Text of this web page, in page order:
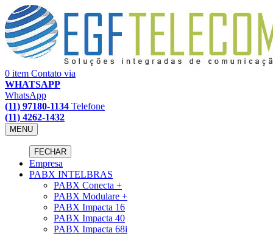
0 item Contato via
WHATSAPP
WhatsApp
(11) 97180-1134 Telefone
(11) 4262-1432
MENU
FECHAR
Empresa
PABX INTELBRAS
PABX Conecta +
PABX Modulare +
PABX Impacta 16
PABX Impacta 40
PABX Impacta 68i